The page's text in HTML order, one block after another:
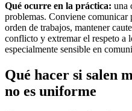
Qué ocurre en la práctica: una
problemas. Conviene comunicar
orden de trabajos, mantener
conflicto y extremar el respeto a
especialmente sensible en
Qué hacer si salen
no es uniforme